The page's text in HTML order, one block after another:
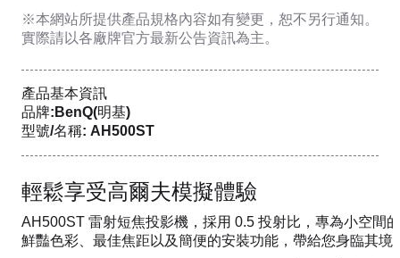
※本網站所提供產品規格內容如有變更，恕不另行通知。
實際請以各廠牌官方最新公告資訊為主。
產品基本資訊
品牌:BenQ(明基)
型號/名稱: AH500ST
輕鬆享受高爾夫模擬體驗
AH500ST 雷射短焦投影機，採用 0.5 投射比，專為小空間
鮮豔色彩、最佳焦距以及簡便的安裝功能，帶給您身臨其境